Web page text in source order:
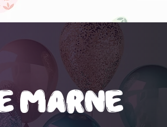
marne
marne